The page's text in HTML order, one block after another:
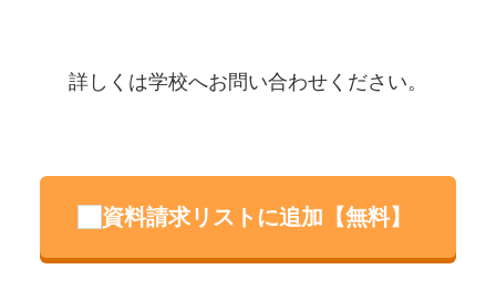
詳しくは学校へお問い合わせください。
資料請求リストに追加【無料】